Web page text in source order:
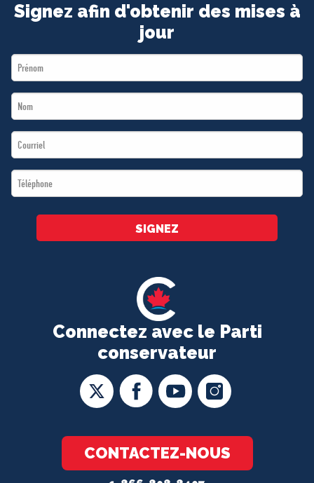
Connectez avec le Parti
conservateur
CONTACTEZ-NOUS
Signez afin d'obtenir des mises à
jour
First
Name
Last
Name
Email
*
Téléphone
*
SIGNEZ